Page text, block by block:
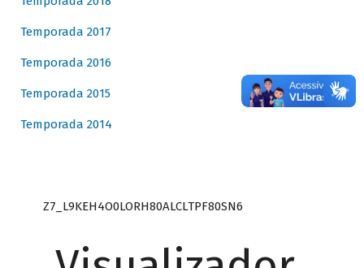
Temporada 2017
Temporada 2016
Temporada 2015
Temporada 2014
Z7_L9KEH4O0LORH80ALCLTPF80SN6